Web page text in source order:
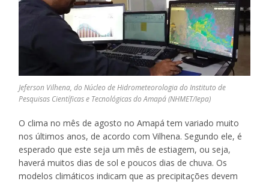
Jeferson Vilhena, do Núcleo de Hidrometeorologia do Instituto de
Pesquisas Científicas e Tecnológicas do Amapá (NHMET/Iepa)
O clima no mês de agosto no Amapá tem variado muito
nos últimos anos, de acordo com Vilhena. Segundo ele, é
esperado que este seja um mês de estiagem, ou seja,
haverá muitos dias de sol e poucos dias de chuva. Os
modelos climáticos indicam que as precipitações devem